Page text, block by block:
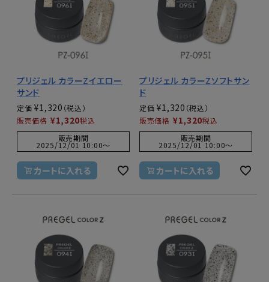
プリジェル カラーZイエロー
サンド
定価 ¥1,320
販売価格 ¥1,320税込
販売期間
2025/12/01 10:00〜
カートに入れる
プリジェル カラーZソフトサン
ド
定価 ¥1,320
販売価格 ¥1,320税込
販売期間
2025/12/01 10:00〜
カートに入れる